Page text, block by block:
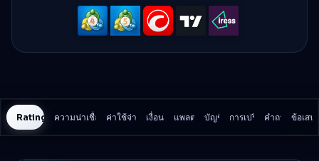
MetaTrader
4
MetaTrader
5
cTrader
Rating Historyความน่าเชื่อถือและความปลอดภัย
ค่าใช้จ่ายในการเทรด
เงื่อนไข แพลตฟอร์ม
บัญชี การเปรียบเทียบ
คำถาม ข้อเสน